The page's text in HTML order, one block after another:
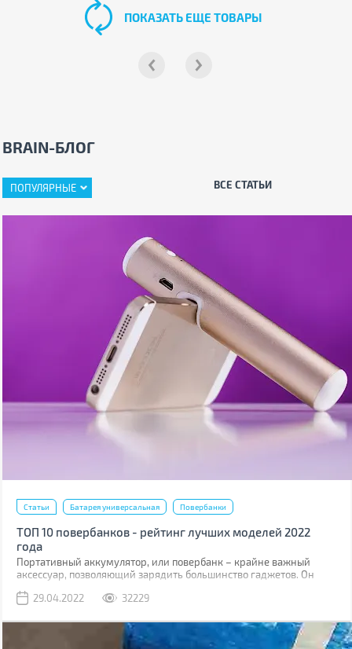
ПОКАЗАТЬ ЕЩЕ ТОВАРЫ
BRAIN-БЛОГ
ПОПУЛЯРНЫЕ ВСЕ СТАТЬИ
Статьи Батарея универсальная Повербанки
ТОП 10 повербанков - рейтинг лучших моделей 2022
года
Портативный аккумулятор, или повербанк – крайне важный
аксессуар, позволяющий зарядить большинство гаджетов. Он
поездки), и во время боевых действий. Не зря волонтеры
Мы составили рейтинг из 10-ти интересных моделей, каждую из
которых можно использовать в самых разных ситуациях.
29.04.2022 32229